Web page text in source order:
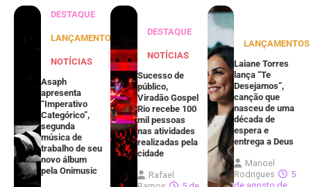
DESTAQUE
LANÇAMENTOS
NOTÍCIAS
Asaph
apresenta
“Imperativo
Categórico”,
segunda
música de
trabalho de seu
novo álbum
pela Onimusic
DESTAQUE
NOTÍCIAS
Sucesso de
público,
Viradão Gospel
Rio recebe 100
mil pessoas
nas atividades
realizadas pela
cidade
Rafael
LANÇAMENTOS
Laiane Torres
lança “Te
Desejamos”,
canção que
nasceu de uma
década de
espera e
entrega a Deus
Manoel
Rodrigues
5